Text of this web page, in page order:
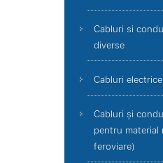
Cabluri si
diverse
Cabluri
Cabluri și
pentru material
feroviare)